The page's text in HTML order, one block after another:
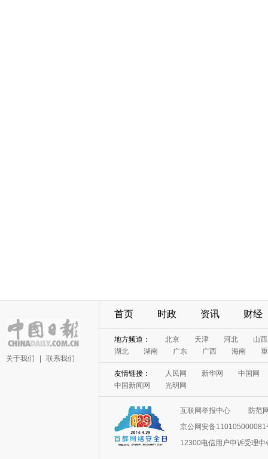
关于我们 联系我们
首页 时政 资讯 财经
地方频道： 北京 天津 河北
山西
湖北
湖南 广东 广西 海南
友情链接： 人民网 新华网
中国网
中国新闻网
光明网
互联网举报中心
防范
京公网安备110105000081
12300电信用户申诉受理中